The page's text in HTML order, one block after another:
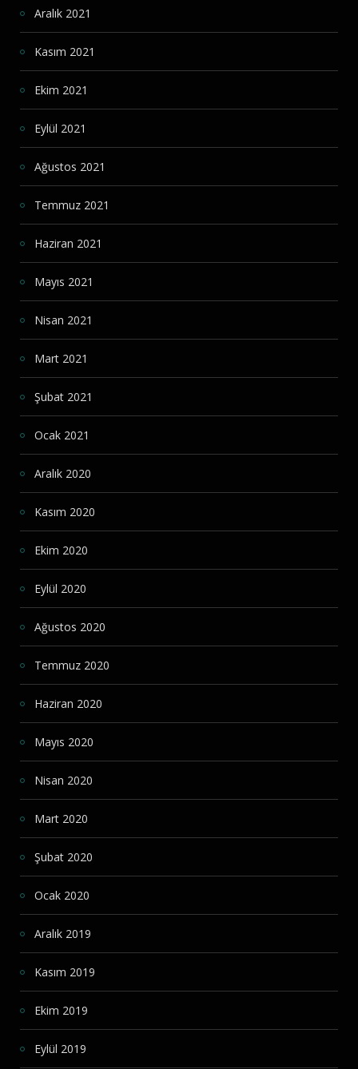
Aralık 2021
Kasım 2021
Ekim 2021
Eylül 2021
Ağustos 2021
Temmuz 2021
Haziran 2021
Mayıs 2021
Nisan 2021
Mart 2021
Şubat 2021
Ocak 2021
Aralık 2020
Kasım 2020
Ekim 2020
Eylül 2020
Ağustos 2020
Temmuz 2020
Haziran 2020
Mayıs 2020
Nisan 2020
Mart 2020
Şubat 2020
Ocak 2020
Aralık 2019
Kasım 2019
Ekim 2019
Eylül 2019